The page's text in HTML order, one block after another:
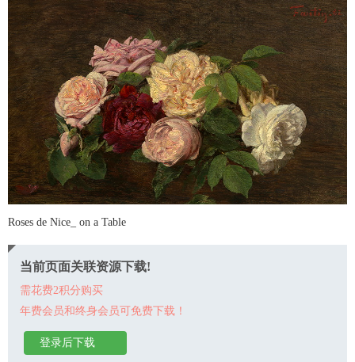
Roses de Nice_ on a Table
当前页面关联资源下载!
需花费2积分购买
年费会员和终身会员可免费下载！
登录后下载